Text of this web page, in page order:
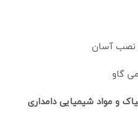
نصب آسان
گاو
و مواد شیمیایی دامداری